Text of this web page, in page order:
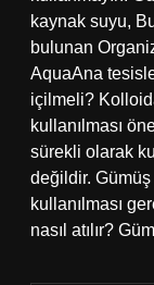
kaynak suyu,
bulunan
AquaAna
içilmeli?
kullanılması
sürekli olarak
değildir. Gümüş
kullanılması
nasıl atılır?